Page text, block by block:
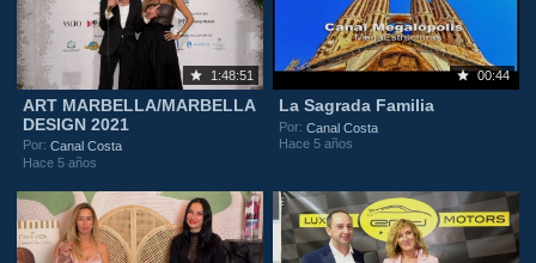
1:48:51
ART MARBELLA/MARBELLA
DESIGN 2021
Por:Canal Costa
Hace 5 años
00:44
La Sagrada Familia
Por:Canal Costa
Hace 5 años